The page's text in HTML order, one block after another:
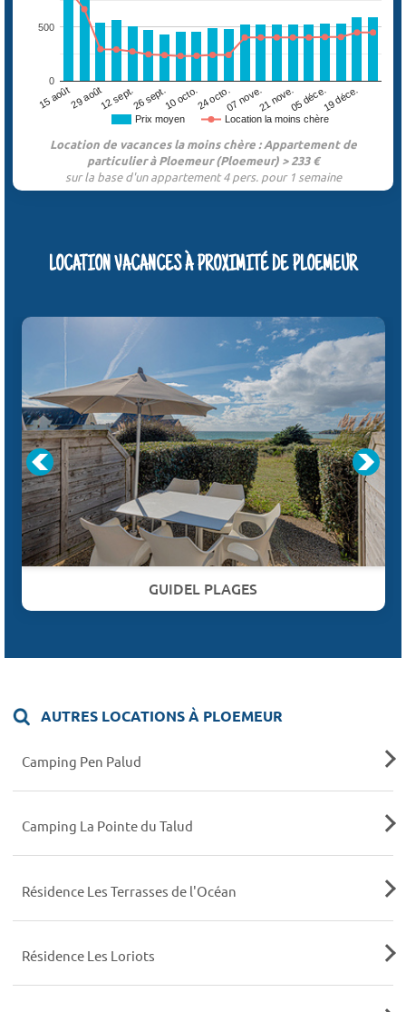
Prix moyen Location la moins chère
15 août29 août12 sept.26 sept.10 octo.24 octo.07 nove.21 nove.05 déce.19 déce.
0
500
Location de vacances la moins chère : Appartement de
particulier à Ploemeur (Ploemeur) > 233 €
sur la base d'un appartement 4 pers. pour 1 semaine
LOCATION VACANCES À PROXIMITÉ DE PLOEMEUR
GUIDEL PLAGES
AUTRES LOCATIONS À PLOEMEUR
Camping Pen Palud
Camping La Pointe du Talud
Résidence Les Terrasses de l'Océan
Résidence Les Loriots